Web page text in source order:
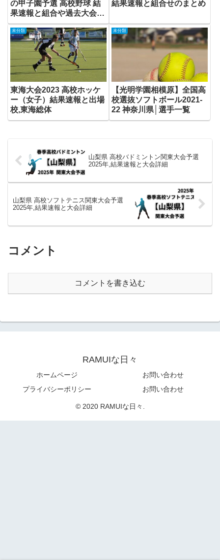
の甲子園予選 高校野球 結
果速報と組合や過去大会ま
とめ
結果速報と組合せのまとめ
未分類
東海大会2023 高校ホッケ
ー（女子）結果速報と出場
校,東海総体
未分類
【光明学園相模原】全国高
校選抜ソフトボール2021-
22 神奈川県│選手一覧
山梨県 高校バドミントン関東大会予選
2025年,結果速報と大会詳細
山梨県 高校ソフトテニス関東大会予選
2025年,結果速報と大会詳細
コメント
コメントを書き込む
RAMUIな日々
ホームページ
お問い合わせ
プライバシーポリシー
お問い合わせ
© 2020 RAMUIな日々.